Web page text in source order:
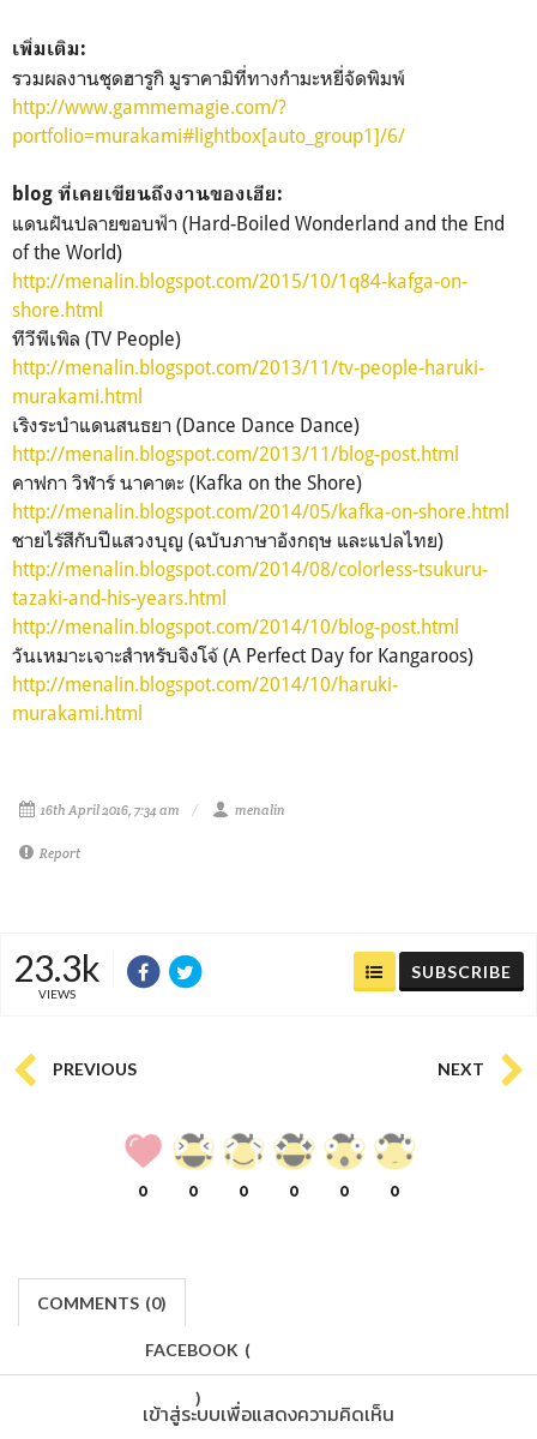
เพิ่มเติม:
รวมผลงานชุดฮารูกิ มูราคามิที่ทางกำมะหยี่จัดพิมพ์
http://www.gammemagie.com/?
portfolio=murakami#lightbox[auto_group1]/6/
blog ที่เคยเขียนถึงงานของเฮีย:
แดนฝันปลายขอบฟ้า (Hard-Boiled Wonderland and the End
of the World)
http://menalin.blogspot.com/2015/10/1q84-kafga-on-
shore.html
ทีวีพีเพิล (TV People)
http://menalin.blogspot.com/2013/11/tv-people-haruki-
murakami.html
เริงระบำแดนสนธยา (Dance Dance Dance)
http://menalin.blogspot.com/2013/11/blog-post.html
คาฟกา วิฬาร์ นาคาตะ (Kafka on the Shore)
http://menalin.blogspot.com/2014/05/kafka-on-shore.html
ชายไร้สีกับปีแสวงบุญ (ฉบับภาษาอังกฤษ และแปลไทย)
http://menalin.blogspot.com/2014/08/colorless-tsukuru-
tazaki-and-his-years.html
http://menalin.blogspot.com/2014/10/blog-post.html
วันเหมาะเจาะสำหรับจิงโจ้ (A Perfect Day for Kangaroos)
http://menalin.blogspot.com/2014/10/haruki-
murakami.html
16th April 2016, 7:34 am menalin
Report
23.3k
VIEWS
SUBSCRIBE
PREVIOUS NEXT
0 0 0 0 0 0
COMMENTS (0)
FACEBOOK (
)
เข้าสู่ระบบเพื่อแสดงความคิดเห็น